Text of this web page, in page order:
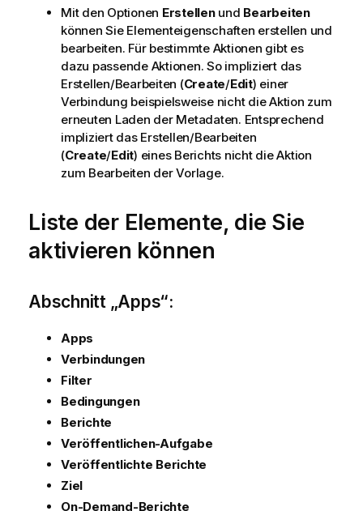
Mit den Optionen Erstellenund Bearbeiten
können Sie Elementeigenschaften erstellen und
bearbeiten. Für bestimmte Aktionen gibt es
dazu passende Aktionen. So impliziert das
Erstellen/Bearbeiten (Create/Edit) einer
Verbindung beispielsweise nicht die Aktion zum
erneuten Laden der Metadaten. Entsprechend
impliziert das Erstellen/Bearbeiten
(Create/Edit) eines Berichts nicht die Aktion
zum Bearbeiten der Vorlage.
Liste der Elemente, die Sie
aktivieren können
Abschnitt „Apps“:
Apps
Verbindungen
Filter
Bedingungen
Berichte
Veröffentlichen-Aufgabe
Veröffentlichte Berichte
Ziel
On-Demand-Berichte